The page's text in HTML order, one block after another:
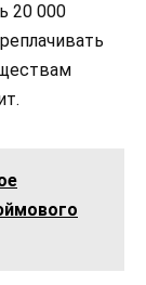
20 000